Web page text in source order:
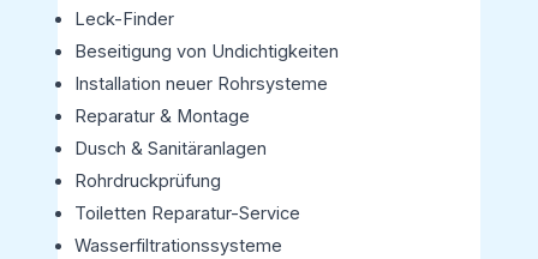
Leck-Finder
Beseitigung von Undichtigkeiten
Installation neuer Rohrsysteme
Reparatur & Montage
Dusch & Sanitäranlagen
Rohrdruckprüfung
Toiletten Reparatur-Service
Wasserfiltrationssysteme